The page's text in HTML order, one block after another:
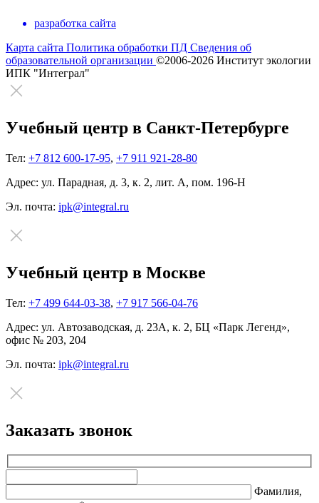
разработка сайта
Карта сайта Политика обработки ПД Сведения об
образовательной организации ©2006-2026 Институт экологии
ИПК "Интеграл"
Учебный центр в Санкт-Петербурге
Тел: +7 812 600-17-95, +7 911 921-28-80
Адрес: ул. Парадная, д. 3, к. 2, лит. А, пом. 196-Н
Эл. почта: ipk@integral.ru
Учебный центр в Москве
Тел: +7 499 644-03-38, +7 917 566-04-76
Адрес: ул. Автозаводская, д. 23А, к. 2, БЦ «Парк Легенд»,
офис № 203, 204
Эл. почта: ipk@integral.ru
Заказать звонок
это
Фамилия,